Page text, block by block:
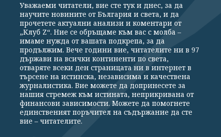
Общи условия
Политика за поверителност
Реклама
Партньори Контакти
За Клуб Z
Екип
Подкрепете ни
Издател на www.clubz.bg е „Клуб Зебра Медия“ ЕООД, София, ул. "Алеко
Константинов" 3. Всички права запазени 2026 „Клуб Зебра Медия“
Уважаеми читатели, вие сте тук и днес, за да
научите новините от България и света, и да
прочетете актуални анализи и коментари от
„Клуб Z“. Ние се обръщаме към вас с молба –
имаме нужда от вашата подкрепа, за да
продължим. Вече години вие, читателите ни в 97
държави на всички континенти по света,
отваряте всеки ден страницата ни в интернет в
търсене на истинска, независима и качествена
журналистика. Вие можете да допринесете за
нашия стремеж към истината, неприкривана от
финансови зависимости. Можете да помогнете
единственият поръчител на съдържание да сте
вие – читателите.